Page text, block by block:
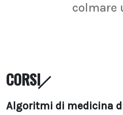
colmare
CORSI
Algoritmi di medicina